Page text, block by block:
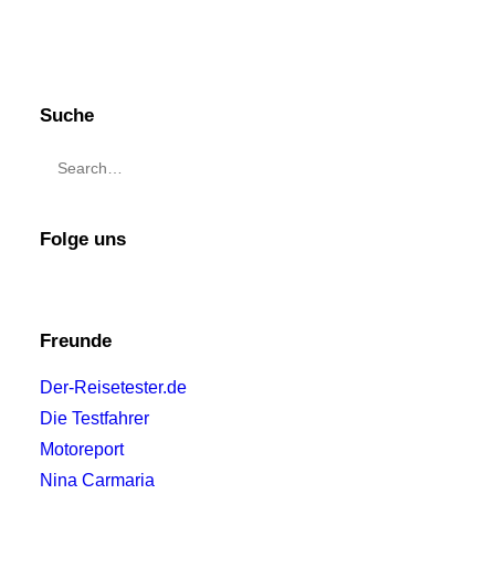
Suche
Folge uns
Freunde
Der-Reisetester.de
Die Testfahrer
Motoreport
Nina Carmaria